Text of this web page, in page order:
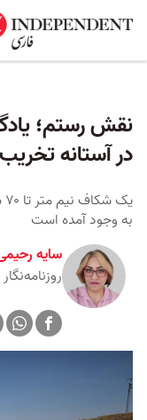
نقش رستم؛
در آستانه تخریب
به وجود آمده است
سایه
روزنامه‌نگار